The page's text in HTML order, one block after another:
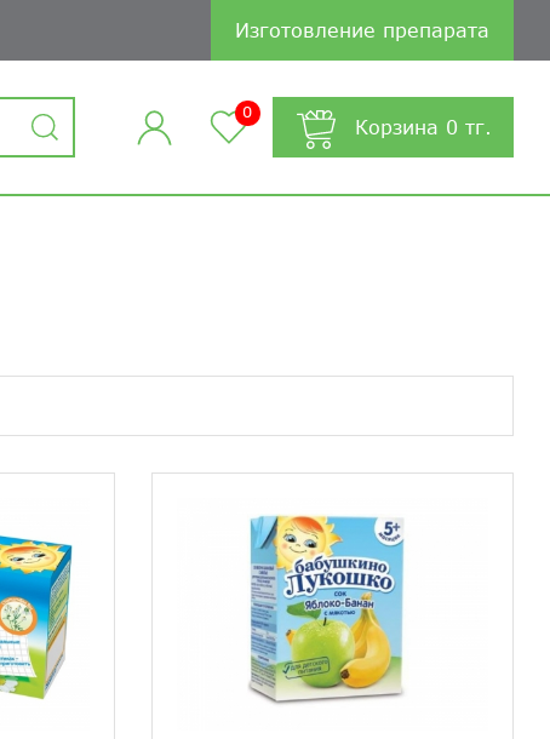
Изготовление препарата
0
Корзина 0 тг.